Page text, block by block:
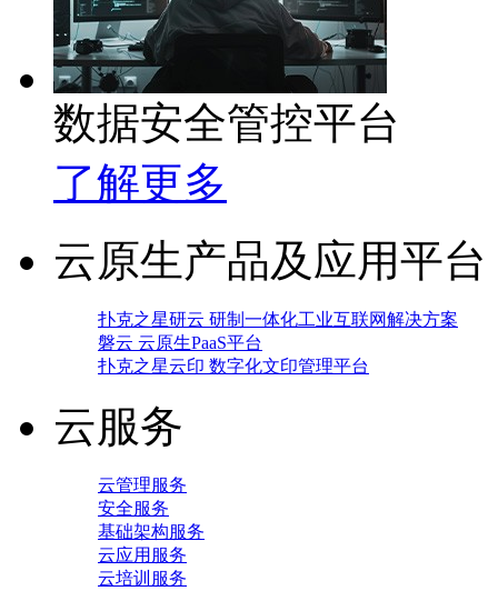
数据安全管控平台
了解更多
云原生产品及应用平台
扑克之星研云 研制一体化工业互联网解决方案
磐云 云原生PaaS平台
扑克之星云印 数字化文印管理平台
云服务
云管理服务
安全服务
基础架构服务
云应用服务
云培训服务